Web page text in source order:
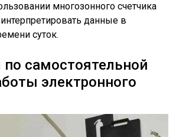
многозонного счетчика
данные в
суток.
по самостоятельной
электронного